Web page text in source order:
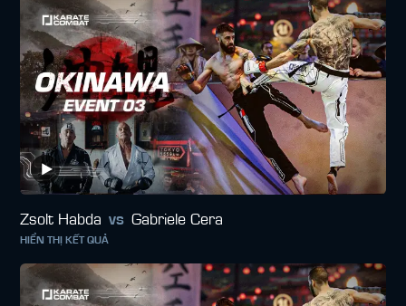
Zsolt Habda vs Gabriele Cera
HIỂN THỊ KẾT QUẢ